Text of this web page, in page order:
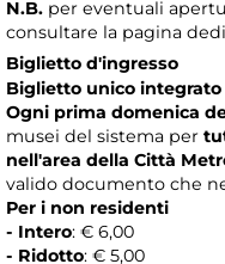
N.B. per eventuali
consultare la pagina
Biglietto d'ingresso
Biglietto unico integrato
Ogni prima domenica
musei del sistema per
nell'area della Città
valido documento che
Per i non residenti
- Intero: € 6,00
- Ridotto: € 5,00